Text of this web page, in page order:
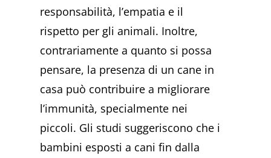
responsabilità, l’empatia e il
rispetto per gli animali. Inoltre,
contrariamente a quanto si possa
pensare, la presenza di un cane in
casa può contribuire a migliorare
l’immunità, specialmente nei
piccoli. Gli studi suggeriscono che i
bambini esposti a cani fin dalla